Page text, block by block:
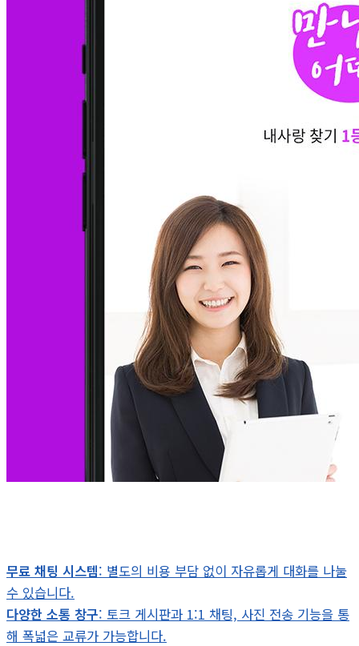
무료 채팅 시스템: 별도의 비용 부담 없이 자유롭게 대화를 나눌
수 있습니다.
다양한 소통 창구: 토크 게시판과 1:1 채팅, 사진 전송 기능을 통
해 폭넓은 교류가 가능합니다.